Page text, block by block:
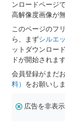
ンロードページ
高解像度画像が
このページのフ
ら、まずシルエ
ットダウンロー
ドが開始されます
会員登録がまだ
料） をお願いしま
広告を非表